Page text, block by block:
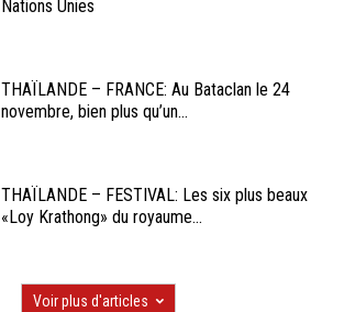
Nations Unies
THAÏLANDE – FRANCE: Au Bataclan le 24
novembre, bien plus qu’un...
THAÏLANDE – FESTIVAL: Les six plus beaux
«Loy Krathong» du royaume...
Voir plus d'articles